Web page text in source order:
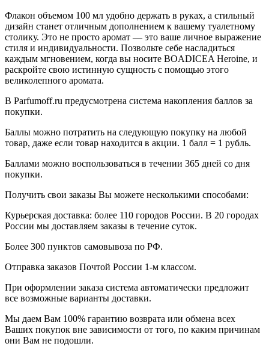
Флакон объемом 100 мл удобно держать в руках, а стильный
дизайн станет отличным дополнением к вашему туалетному
столику. Это не просто аромат — это ваше личное выражение
стиля и индивидуальности. Позвольте себе насладиться
каждым мгновением, когда вы носите BOADICEA Heroine, и
раскройте свою истинную сущность с помощью этого
великолепного аромата.
В Parfumoff.ru предусмотрена система накопления баллов за
покупки.
Баллы можно потратить на следующую покупку на любой
товар, даже если товар находится в акции. 1 балл = 1 рубль.
Баллами можно воспользоваться в течении 365 дней со дня
покупки.
Получить свои заказы Вы можете несколькими способами:
Курьерская доставка: более 110 городов России. В 20 городах
России мы доставляем заказы в течение суток.
Более 300 пунктов самовывоза по РФ.
Отправка заказов Почтой России 1-м классом.
При оформлении заказа система автоматически предложит
все возможные варианты доставки.
Мы даем Вам 100% гарантию возврата или обмена всех
Ваших покупок вне зависимости от того, по каким причинам
они Вам не подошли.